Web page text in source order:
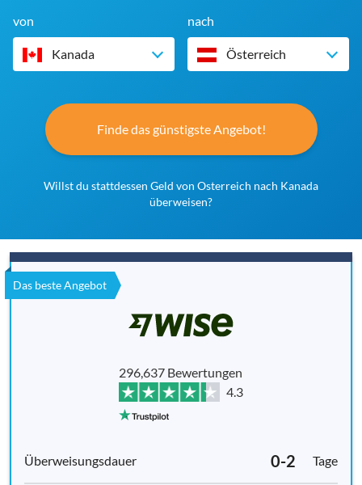
von
Kanada
nach
Österreich
Finde das günstigste Angebot!
Willst du stattdessen Geld von Osterreich nach Kanada
überweisen?
Das beste Angebot
296,637 Bewertungen
4.3
0-2 Tage